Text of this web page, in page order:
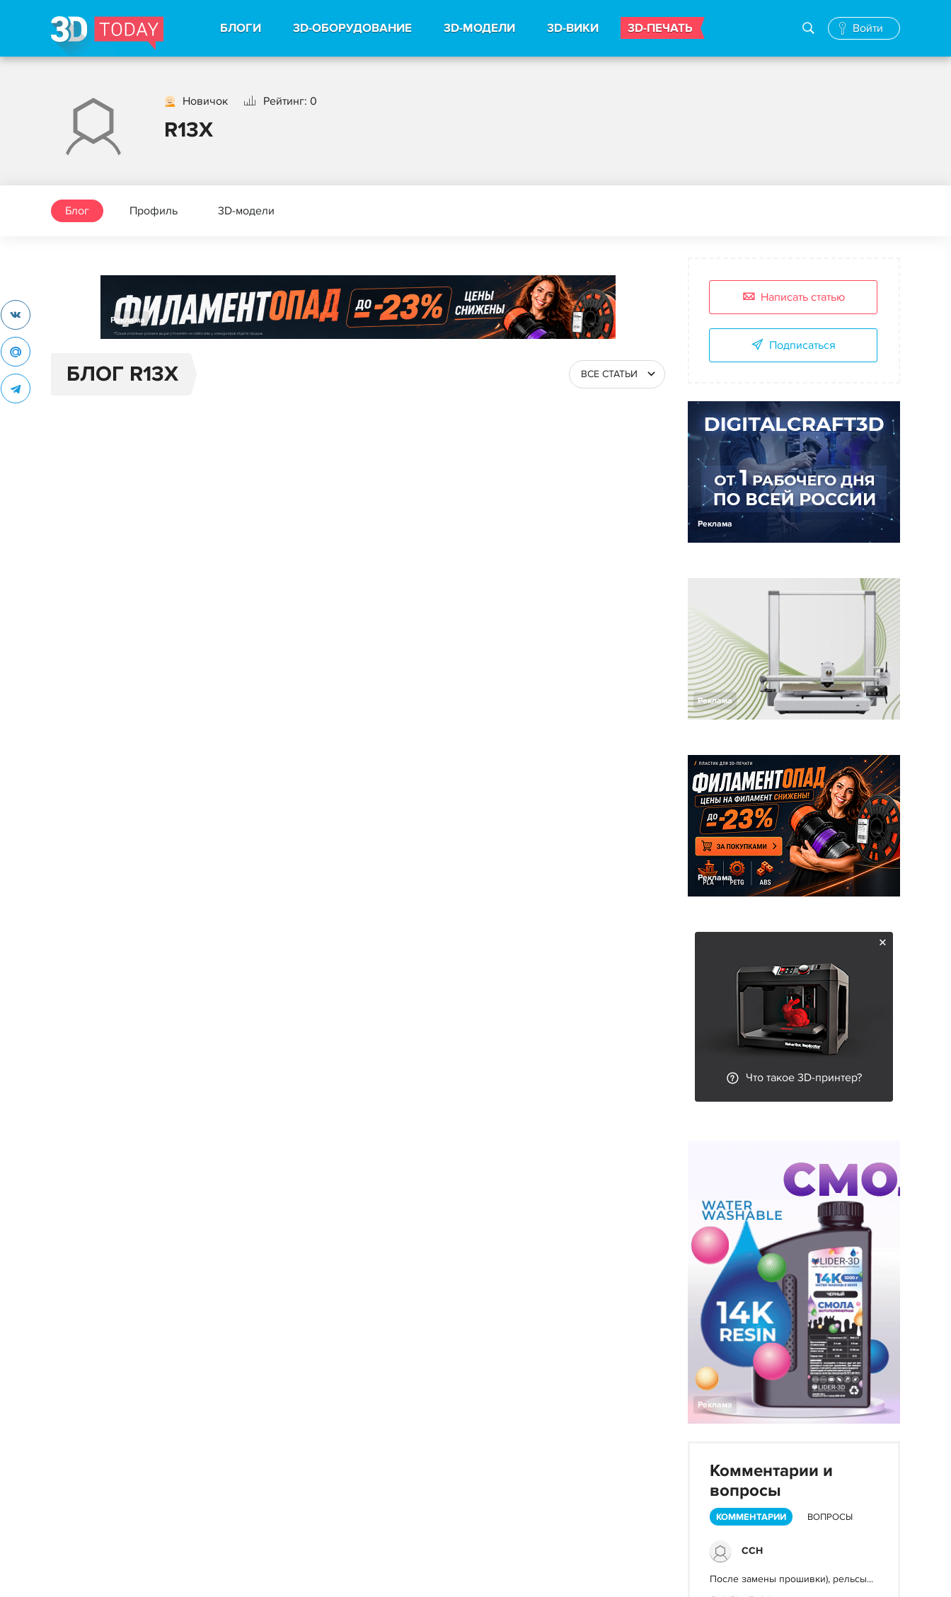
БЛОГИ 3D-ОБОРУДОВАНИЕ 3D-МОДЕЛИ 3D-ВИКИ 3D-ПЕЧАТЬ Войти
Новичок Рейтинг: 0
R13X
Блог Профиль 3D-модели
Реклама
БЛОГ R13X ВСЕ СТАТЬИ
Написать статью
Подписаться
Реклама
Реклама
Реклама
Что такое 3D-принтер?
Реклама
Комментарии и
вопросы
КОММЕНТАРИИ ВОПРОСЫ
ССН
После замены прошивки), рельсы...